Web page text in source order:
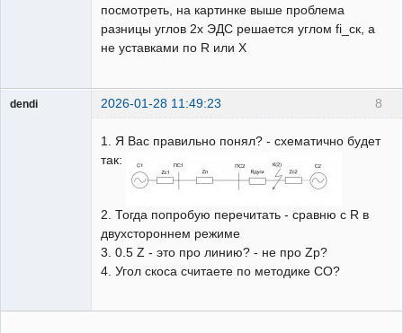
посмотреть, на картинке выше проблема
разницы углов 2х ЭДС решается углом fi_ск, а
не уставками по R или X
8
dendi 2026-01-28 11:49:23
1. Я Вас правильно понял? - схематично будет
так:
2. Тогда попробую перечитать - сравню с R в
двухстороннем режиме
3. 0.5 Z - это про линию? - не про Zр?
4. Угол скоса считаете по методике СО?